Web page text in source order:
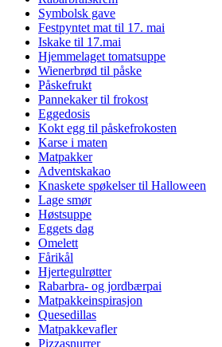
Symbolsk gave
Festpyntet mat til 17. mai
Iskake til 17.mai
Hjemmelaget tomatsuppe
Wienerbrød til påske
Påskefrukt
Pannekaker til frokost
Eggedosis
Kokt egg til påskefrokosten
Karse i maten
Matpakker
Adventskakao
Knaskete spøkelser til Halloween
Lage smør
Høstsuppe
Eggets dag
Omelett
Fårikål
Hjertegulrøtter
Rabarbra- og jordbærpai
Matpakkeinspirasjon
Quesedillas
Matpakkevafler
Pizzasnurrer